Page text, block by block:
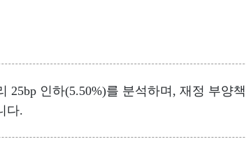
25bp 인하(5.50%)를 분석하며, 재정 부양
다.